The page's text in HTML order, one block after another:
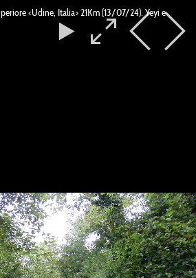
<Udine, Italia> 21Km (13/07/24). Yeyi e